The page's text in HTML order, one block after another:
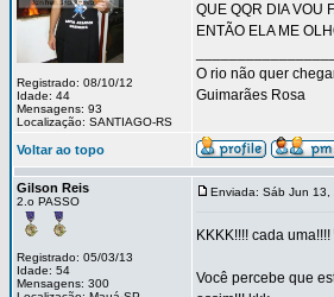
Registrado: 08/10/12
Idade: 44
Mensagens: 93
Localização: SANTIAGO-RS
QUE QQR DIA VOU
ENTÃO ELA ME
O rio não quer
Guimarães Rosa
Voltar ao topo
Gilson Reis
2.o PASSO
Registrado: 05/03/13
Idade: 54
Mensagens: 300
Enviada: Sáb Jun 13,
KKKK!!!! cada uma!!!!
Você percebe que